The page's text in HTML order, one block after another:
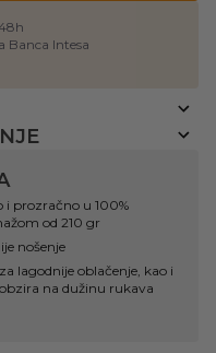
Banca Intesa
i prozračno u 100%
od 210 gr
nošenje
lagodnije oblačenje, kao i
na dužinu rukava